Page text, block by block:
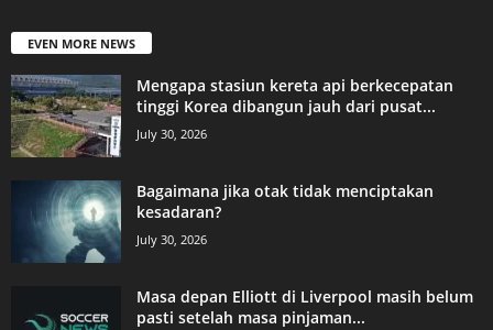
EVEN MORE NEWS
Mengapa stasiun kereta api berkecepatan
tinggi Korea dibangun jauh dari pusat...
July 30, 2026
Bagaimana jika otak tidak menciptakan
kesadaran?
July 30, 2026
Masa depan Elliott di Liverpool masih belum
pasti setelah masa pinjaman...